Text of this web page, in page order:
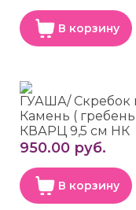
В корзину
ГУАША/ Скребок
Камень (
КВАРЦ 9,5 см НК
950.00 руб.
В корзину